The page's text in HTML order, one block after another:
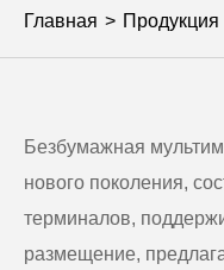
Главная Продукция
Безбумажная
нового поколения,
терминалов,
размещение,